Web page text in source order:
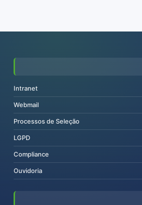
Intranet
Webmail
Processos de Seleção
LGPD
Compliance
Ouvidoria